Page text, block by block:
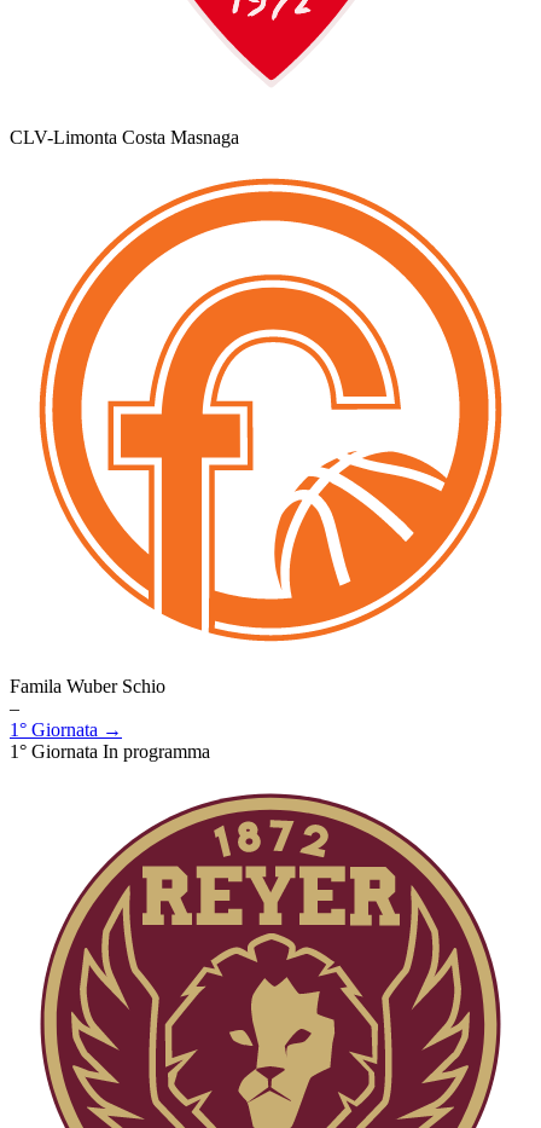
CLV-Limonta Costa Masnaga
Famila Wuber Schio
–
1° Giornata →
1° Giornata In programma